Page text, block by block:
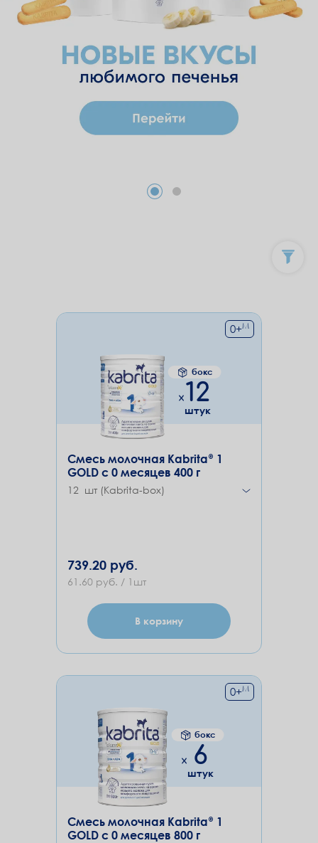
0+М
12
штук
бокс
Смесь молочная Kabrita® 1
GOLD с 0 месяцев 400 г
12 шт (Kabrita-box)
739.20 руб.
61.60 руб. / 1шт
В корзину
0+М
6
штук
бокс
Смесь молочная Kabrita® 1
GOLD с 0 месяцев 800 г